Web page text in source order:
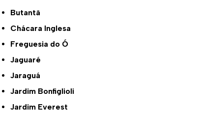
Butantã
Chácara Inglesa
Freguesia do Ó
Jaguaré
Jaraguá
Jardim Bonfiglioli
Jardim Everest